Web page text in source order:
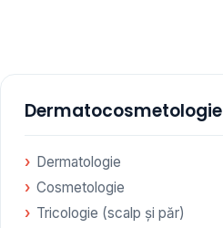
Dermatocosmetologie
Dermatologie
Cosmetologie
Tricologie (scalp și păr)